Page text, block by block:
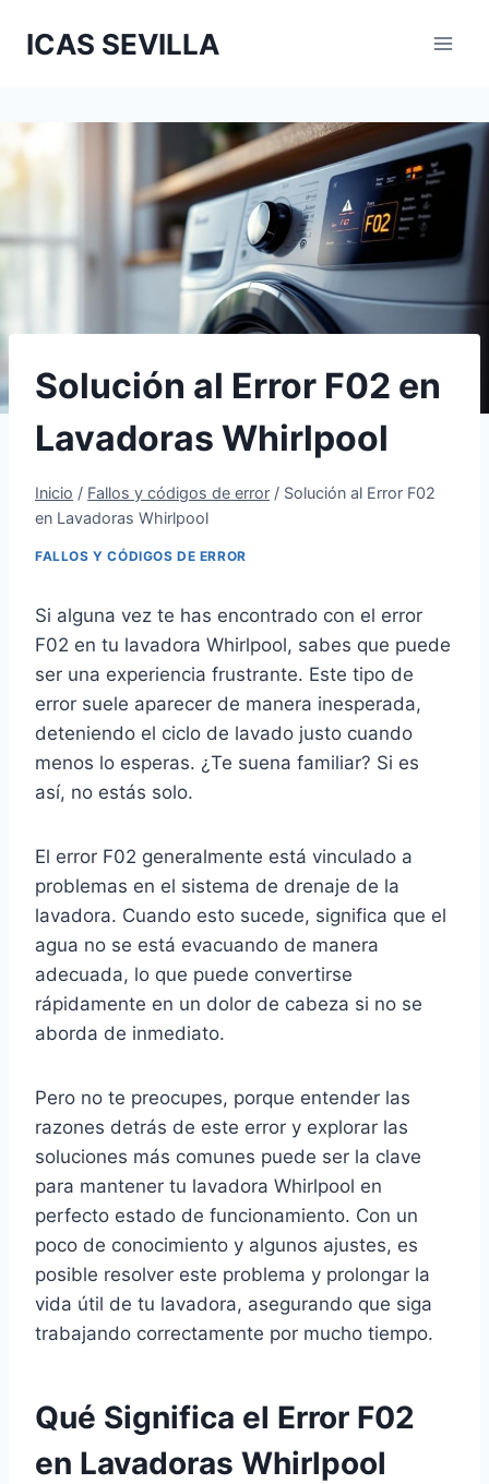
ICAS SEVILLA
Solución al Error F02 en
Lavadoras Whirlpool
Inicio / Fallos y códigos de error / Solución al Error F02
en Lavadoras Whirlpool
FALLOS Y CÓDIGOS DE ERROR
Si alguna vez te has encontrado con el error
F02 en tu lavadora Whirlpool, sabes que puede
ser una experiencia frustrante. Este tipo de
error suele aparecer de manera inesperada,
deteniendo el ciclo de lavado justo cuando
menos lo esperas. ¿Te suena familiar? Si es
así, no estás solo.
El error F02 generalmente está vinculado a
problemas en el sistema de drenaje de la
lavadora. Cuando esto sucede, significa que el
agua no se está evacuando de manera
adecuada, lo que puede convertirse
rápidamente en un dolor de cabeza si no se
aborda de inmediato.
Pero no te preocupes, porque entender las
razones detrás de este error y explorar las
soluciones más comunes puede ser la clave
para mantener tu lavadora Whirlpool en
perfecto estado de funcionamiento. Con un
poco de conocimiento y algunos ajustes, es
posible resolver este problema y prolongar la
vida útil de tu lavadora, asegurando que siga
trabajando correctamente por mucho tiempo.
Qué Significa el Error F02
en Lavadoras Whirlpool